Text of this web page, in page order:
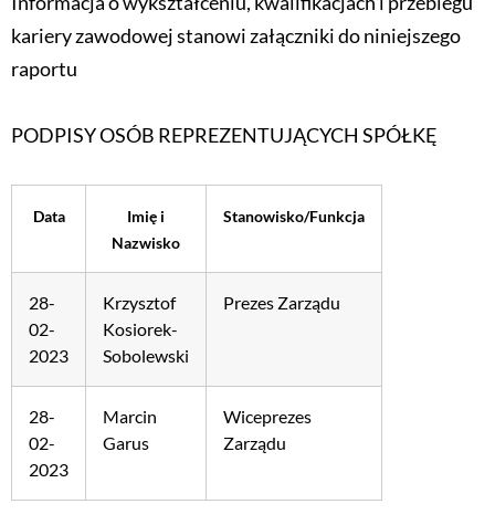
kariery zawodowej stanowi załączniki do niniejszego
raportu
PODPISY OSÓB REPREZENTUJĄCYCH SPÓŁKĘ
Data
Imię i
Nazwisko
Stanowisko/Funkcja
28-
02-
2023
Krzysztof
Kosiorek-
Sobolewski
Prezes Zarządu
28-
02-
2023
Marcin
Garus
Wiceprezes
Zarządu